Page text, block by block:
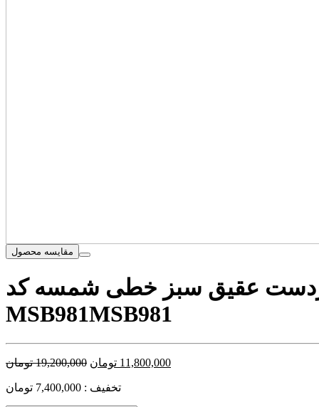
مقایسه محصول
عقیق سبز خطی شمسه کد
MSB981MSB981
19,200,000 تومان 11,800,000 تومان
تخفیف : 7,400,000 تومان